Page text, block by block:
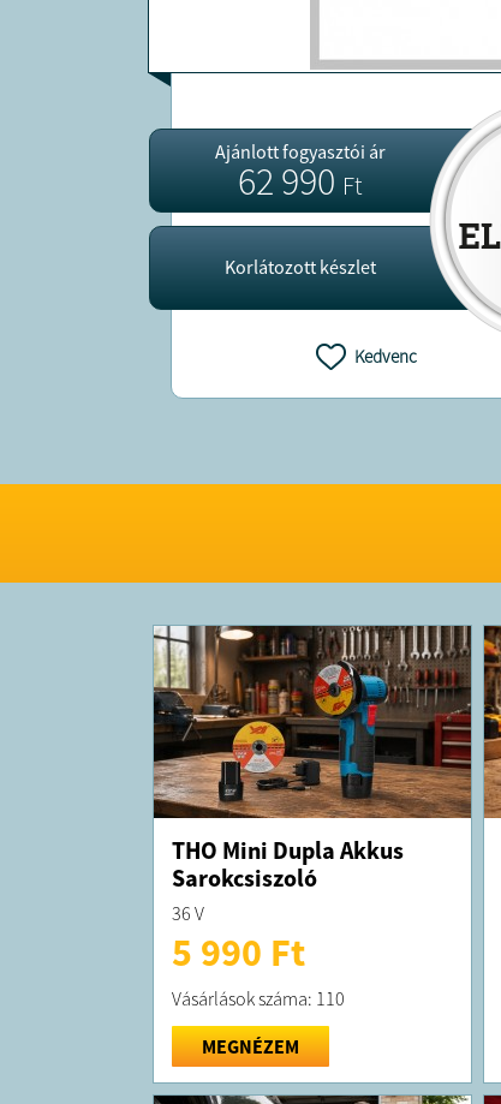
Ajánlott fogyasztói ár
62 990Ft
Korlátozott készlet
Kedvenc
THO Mini Dupla Akkus
Sarokcsiszoló
36 V
5 990 Ft
Vásárlások száma: 110
MEGNÉZEM